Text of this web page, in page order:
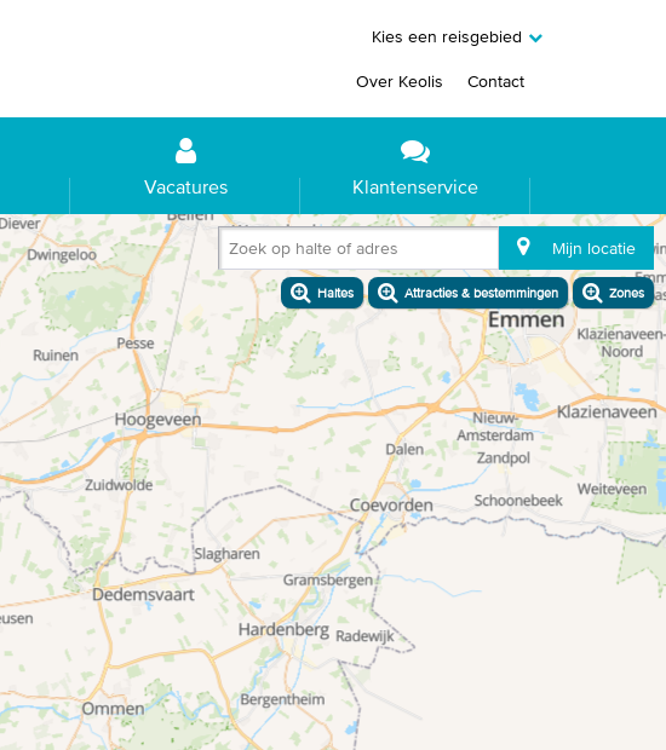
Kies een reisgebied
Over Keolis Contact
Vacatures Klantenservice
Zoek op halte of adres Mijn locatie
Haltes Attracties & bestemmingen Zones